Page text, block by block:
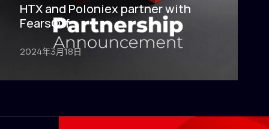
HTX and Poloniex partner with
FearsOff
2024年3月18日